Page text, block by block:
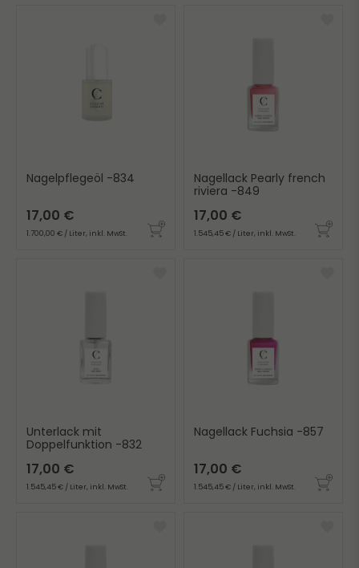
Nagelpflegeöl -834
17,00 €
1.700,00 € / Liter, inkl. MwSt.
Nagellack Pearly french
riviera -849
17,00 €
1.545,45 € / Liter, inkl. MwSt.
Unterlack mit
Doppelfunktion -832
17,00 €
1.545,45 € / Liter, inkl. MwSt.
Nagellack Fuchsia -857
17,00 €
1.545,45 € / Liter, inkl. MwSt.